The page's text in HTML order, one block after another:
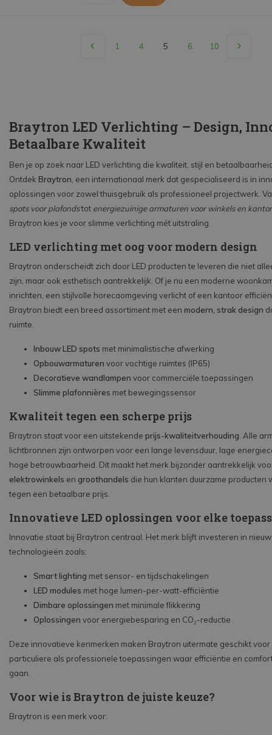
1 4 5 6 10
Braytron LED Verlichting – Design,
Betaalbare Kwaliteit
Ben je op zoek naar LED verlichting die kwaliteit, stijl en
Ontdek Braytron , een internationaal merk dat gespecialiseerd is in
oplossingen voor zowel thuisgebruik als professioneel projectwerk.
spots voor plafondstot energiezuinige armaturen voor winkels en
Braytron kies je voor slimme verlichting mét uitstraling.
LED verlichting met oog voor modern design
Braytron onderscheidt zich door LED producten te leveren die niet
zijn, maar ook esthetisch aantrekkelijk. Of je nu een moderne
inrichten, een stijlvolle horecaomgeving verlicht of een kantoor
Braytron biedt een breed assortiment met een modern, strak design
ruimte.
Inbouw LED spots met minimalistische afwerking
Opbouwarmaturen voor vochtige ruimtes (IP65)
Decoratieve wandlampen voor commerciële toepassingen
Slimme plafonnières met bewegingssensor
Kwaliteit tegen een scherpe prijs
Braytron staat voor een uitstekende prijs-kwaliteitverhouding . Alle
lichtbronnen zijn ontworpen voor een lange levensduur, lage
hoge betrouwbaarheid. Dit maakt het merk bijzonder aantrekkelijk
elektrowinkels en groothandels die hun klanten duurzame producten
tegen een betaalbare prijs.
Innovatieve LED oplossingen voor elke
Innovatie staat bij Braytron centraal. Het merk blijft investeren in
technologieën zoals:
Smart lighting met sensor- en tijdschakelingen
LED modules met hoge lumen-per-watt-efficiëntie
Dimbare oplossingen met minimale flikkering
Oplossingen voor energiebesparing en CO₂-reductie
Deze innovatieve kenmerken maken Braytron uitermate geschikt
particuliere als professionele toepassingen waar efficiëntie en
gaan.
Voor wie is Braytron de juiste keuze?
Braytron is een merk voor: